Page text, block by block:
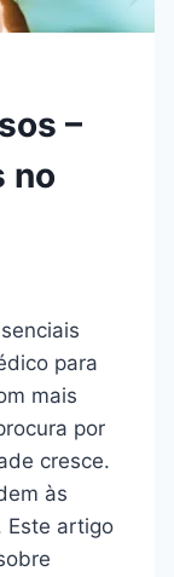
–
no
para
mais
por
cresce.
às
Este artigo